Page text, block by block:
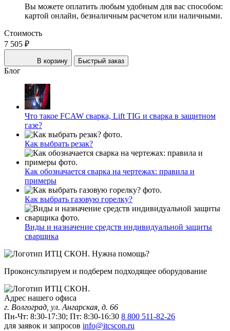
Вы можете оплатить любым удобным для вас способом:
картой онлайн, безналичным расчетом или наличными.
Стоимость
7 505 ₽
В корзину Быстрый заказ
Блог
Что такое FCAW сварка, Lift TIG и сварка в защитном
газе?
Как выбрать резак?
Как обозначается сварка на чертежах: правила и
примеры
Как выбрать газовую горелку?
Виды и назначение средств индивидуальной защиты
сварщика
Нужна помощь?
Проконсультируем и подберем подходящее оборудование
Адрес нашего офиса
г. Волгоград, ул. Ангарская, д. 66
Пн-Чт: 8:30-17:30; Пт: 8:30-16:30 8 800 511-82-26
для заявок и запросов info@itcscon.ru